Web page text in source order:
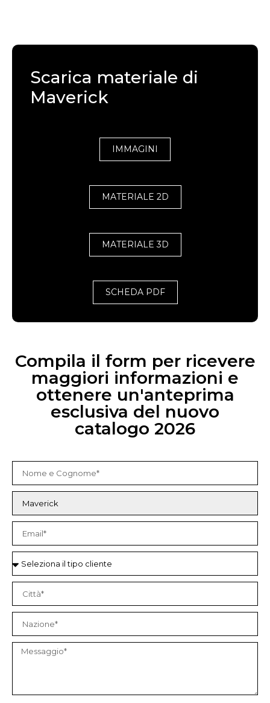
Scarica materiale di
Maverick
IMMAGINI
MATERIALE 2D
MATERIALE 3D
SCHEDA PDF
Compila il form per ricevere
maggiori informazioni e
ottenere un'anteprima
esclusiva del nuovo
catalogo 2026